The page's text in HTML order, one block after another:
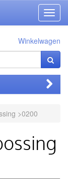
Winkelwagen
>0200